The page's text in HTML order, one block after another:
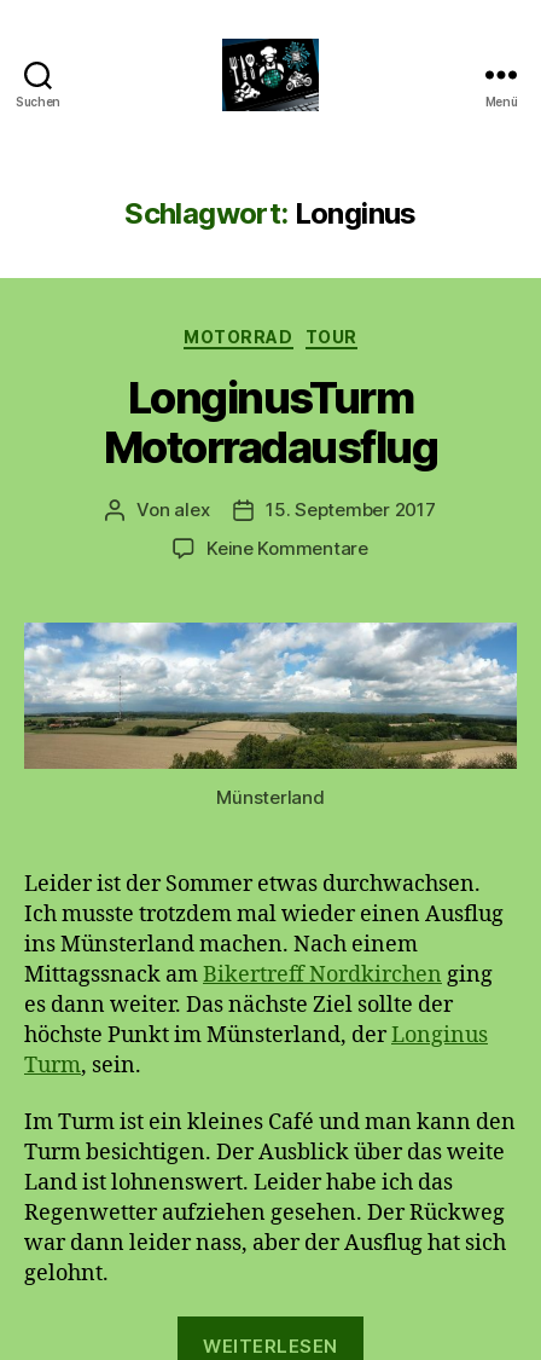
Suchen Menü
Schlagwort: Longinus
Kategorien
MOTORRAD TOUR
LonginusTurm
Motorradausflug
Beitragsautor
Von alex Beitragsdatum
15. September 2017
Keine Kommentarezu
Münsterland
Leider ist der Sommer etwas durchwachsen.
Ich musste trotzdem mal wieder einen Ausflug
ins Münsterland machen. Nach einem
Mittagssnack amBikertreff Nordkirchen ging
es dann weiter. Das nächste Ziel sollte der
höchste Punkt im Münsterland, derLonginus
Turm, sein.
Im Turm ist ein kleines Café und man kann den
Turm besichtigen. Der Ausblick über das weite
Land ist lohnenswert. Leider habe ich das
Regenwetter aufziehen gesehen. Der Rückweg
war dann leider nass, aber der Ausflug hat sich
gelohnt.
WEITERLESEN